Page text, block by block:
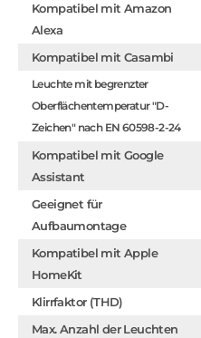
Kompatibel mit Amazon
Alexa
Kompatibel mit Casambi
Leuchte mit begrenzter
Oberflächentemperatur "D-
Zeichen" nach EN 60598-2-24
Kompatibel mit Google
Assistant
Geeignet für
Aufbaumontage
Kompatibel mit Apple
HomeKit
Klirrfaktor (THD)
Max. Anzahl der Leuchten